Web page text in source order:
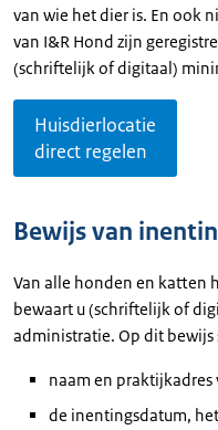
van wie het dier is. En ook
van I&R Hond zijn
(schriftelijk of digitaal)
Huisdierlocatie
direct regelen
Bewijs van
Van alle honden en katten
bewaart u (schriftelijk of
administratie. Op dit bewijs
naam en praktijkadres
de inentingsdatum,